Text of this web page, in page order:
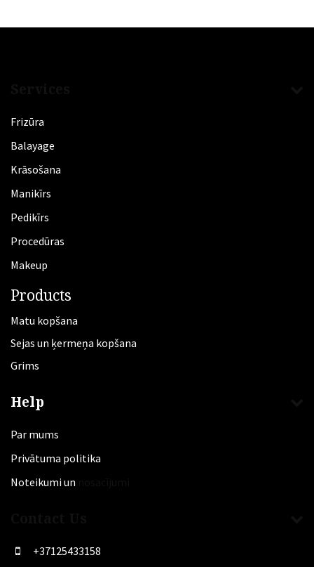
Frizūra
​Balayage
Krāsošana
Manikīrs
​Pedikīrs
Procedūras
Makeup
Products
Matu kopšana
Sejas un ķermeņa kopšana
Grims
Help
Par mums
Privātuma politika
Noteikumi un
+37125433158